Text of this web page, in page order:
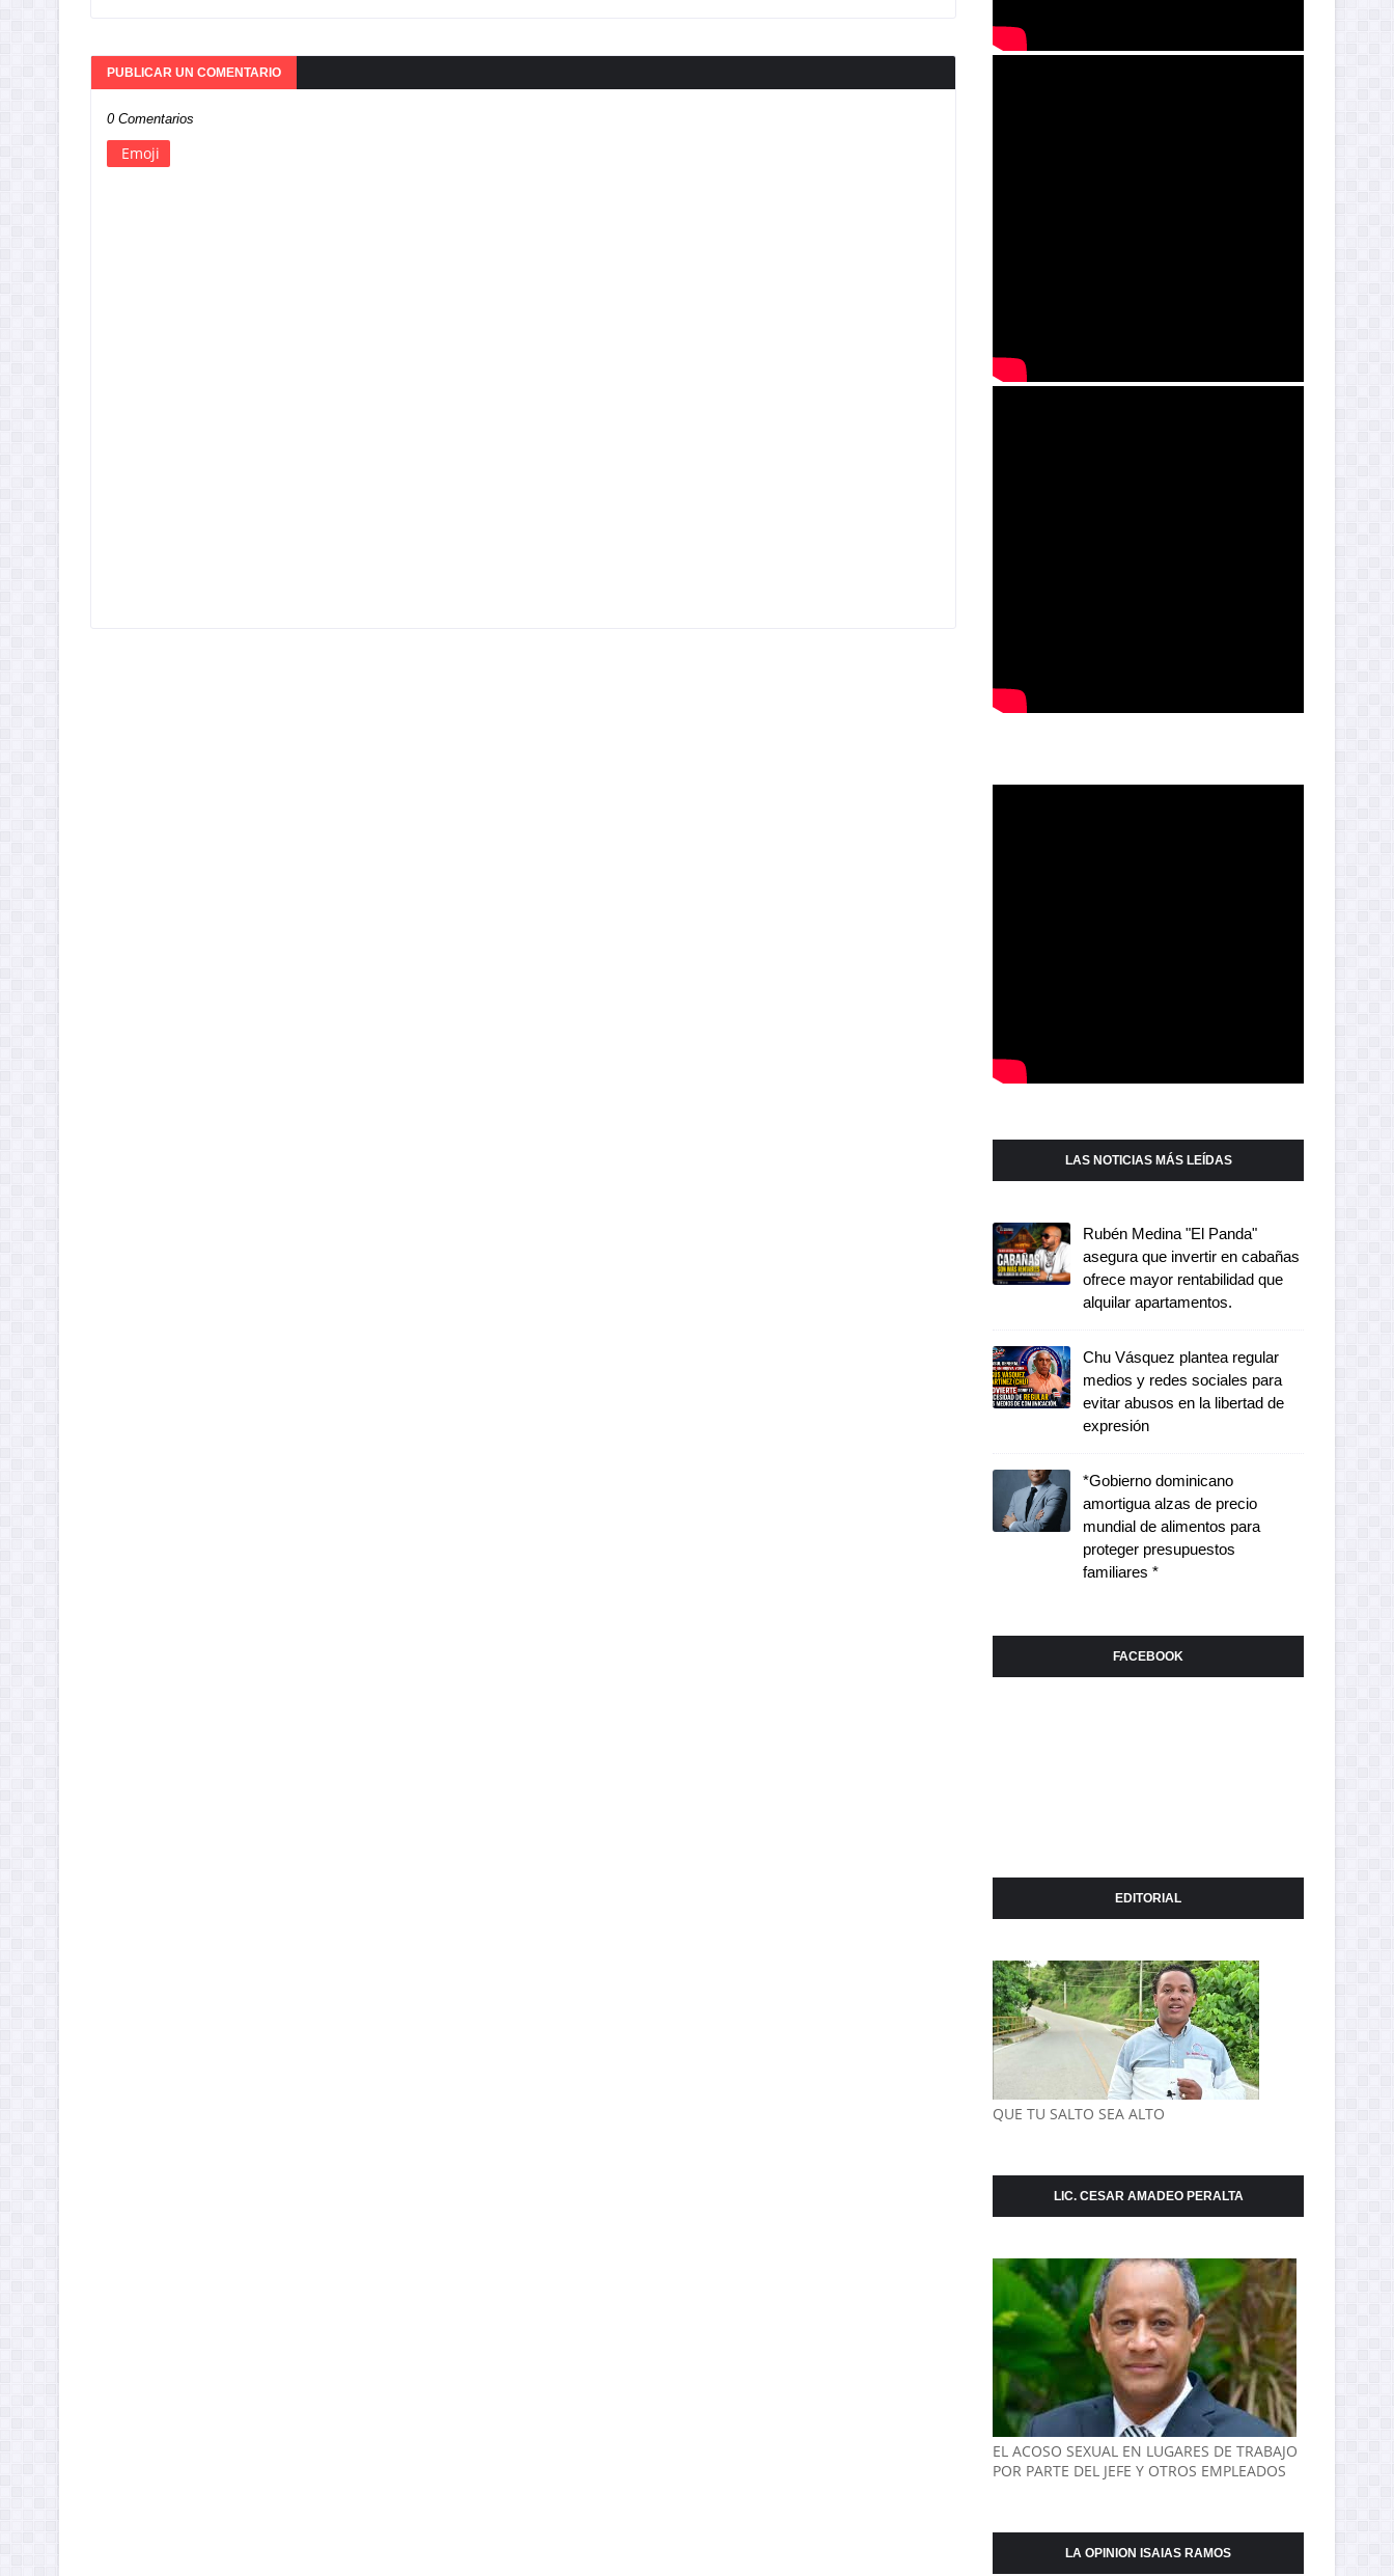
PUBLICAR UN COMENTARIO
0 Comentarios
Emoji
LAS NOTICIAS MÁS LEÍDAS
Rubén Medina "El Panda"
asegura que invertir en cabañas
ofrece mayor rentabilidad que
alquilar apartamentos.
Chu Vásquez plantea regular
medios y redes sociales para
evitar abusos en la libertad de
expresión
*Gobierno dominicano
amortigua alzas de precio
mundial de alimentos para
proteger presupuestos
familiares *
FACEBOOK
EDITORIAL
QUE TU SALTO SEA ALTO
LIC. CESAR AMADEO PERALTA
EL ACOSO SEXUAL EN LUGARES DE TRABAJO
POR PARTE DEL JEFE Y OTROS EMPLEADOS
LA OPINION ISAIAS RAMOS